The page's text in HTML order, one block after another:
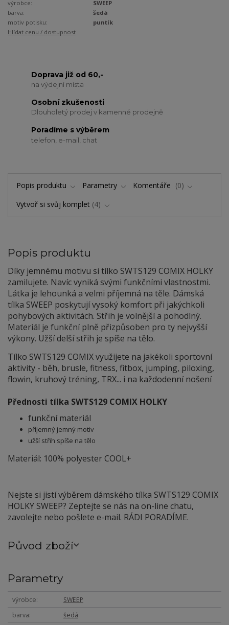
výrobce:
SWEEP
barva:
šedá
motiv potisku:
puntík
Hlídat cenu / dostupnost
Doprava již od 60,-
na výdejní místa
Osobní zkušenosti
Dlouholetý prodej v kamenné prodejně
Poradíme s výběrem
telefon, e-mail, chat
Popis produktu Parametry Komentáře
0
Vytvoř si svůj komplet 4
Popis produktu
Díky jemnému motivu si tílko SWTS129 COMIX HOLKY
zamilujete. Navíc vyniká svými funkčními vlastnostmi.
Látka je lehounká a velmi příjemná na těle. Dámská
tílka SWEEP poskytují vysoký komfort při jakýchkoli
pohybových aktivitách. Střih je volnější a pohodlný.
Materiál je funkční plně přizpůsoben pro ty nejvyšší
výkony. Užší delší střih je spíše na tělo.
Tílko SWTS129 COMIX využijete na jakékoli sportovní
aktivity - běh, brusle, fitness, fitbox, jumping, piloxing,
flowin, kruhový tréning, TRX... i na každodenní nošení
Přednosti tílka SWTS129 COMIX HOLKY
funkční materiál
příjemný jemný motiv
užší střih spíše na tělo
Materiál: 100% polyester COOL+
Nejste si jistí výběrem dámského tílka SWTS129 COMIX
HOLKY SWEEP? Zeptejte se nás na on-line chatu,
zavolejte nebo pošlete e-mail. RÁDI PORADÍME.
Původ zboží
Parametry
výrobce
SWEEP
barva
šedá